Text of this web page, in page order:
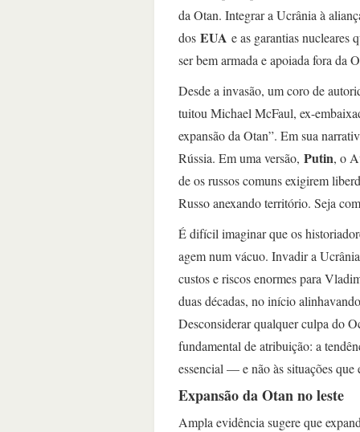
da Otan. Integrar a Ucrânia à
dos EUA e as garantias nucleares
ser bem armada e apoiada fora da
Desde a invasão, um coro de
tuitou Michael McFaul, ex-
expansão da Otan”. Em sua
Rússia. Em uma versão, Putin, o
de os russos comuns exigirem
Russo anexando território. Seja
É difícil imaginar que os
agem num vácuo. Invadir a
custos e riscos enormes para
duas décadas, no início
Desconsiderar qualquer culpa do
fundamental de atribuição: a
essencial — e não às situações que
Expansão da Otan no leste
Ampla evidência sugere que